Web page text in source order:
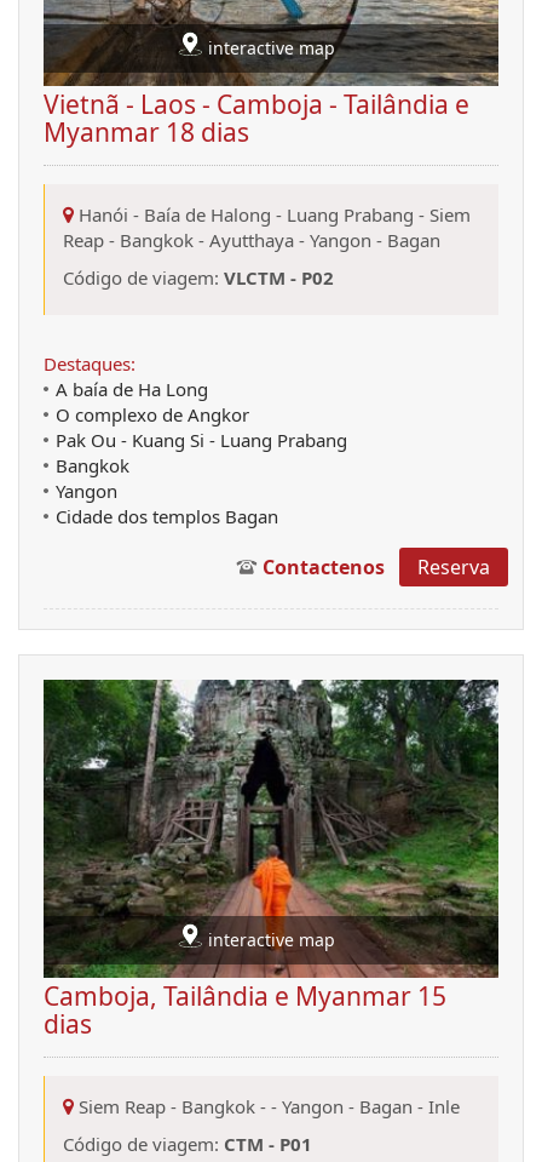
interactive map
Vietnã - Laos - Camboja - Tailândia e
Myanmar 18 dias
Hanói - Baía de Halong - Luang Prabang - Siem
Reap - Bangkok - Ayutthaya - Yangon - Bagan
Código de viagem: VLCTM - P02
Destaques:
A baía de Ha Long
O complexo de Angkor
Pak Ou - Kuang Si - Luang Prabang
Bangkok
Yangon
Cidade dos templos Bagan
Contactenos Reserva
interactive map
Camboja, Tailândia e Myanmar 15
dias
Siem Reap - Bangkok - - Yangon - Bagan - Inle
Código de viagem: CTM - P01